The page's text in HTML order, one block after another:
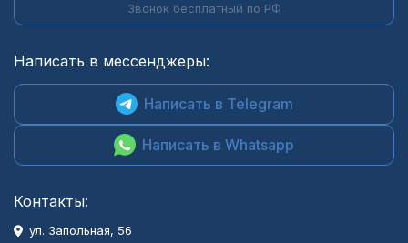
Звонок бесплатный по РФ
Написать в мессенджеры:
Написать в Telegram
Написать в Whatsapp
Контакты:
ул. Запольная, 56